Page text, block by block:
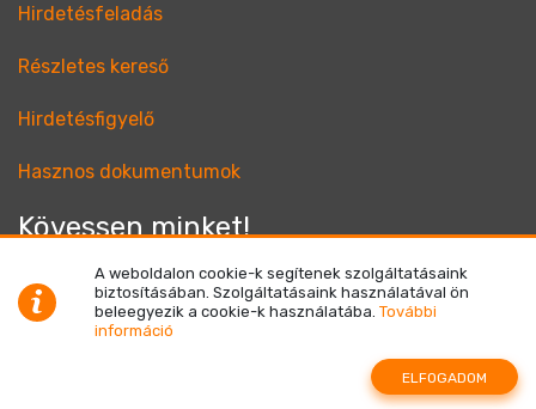
Hirdetésfeladás
Részletes kereső
Hirdetésfigyelő
Hasznos dokumentumok
Kövessen minket!
© Netrisk Magyarország Kft. 2004 - 2026 Minden jog
A weboldalon cookie-k segítenek szolgáltatásaink
biztosításában. Szolgáltatásaink használatával ön
beleegyezik a cookie-k használatába. További
információ
ELFOGADOM